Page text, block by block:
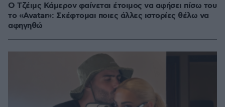
Ο Τζέιμς Κάμερον φαίνεται έτοιμος να αφήσει πίσω του
το «Avatar»: Σκέφτομαι ποιες άλλες ιστορίες θέλω να
αφηγηθώ